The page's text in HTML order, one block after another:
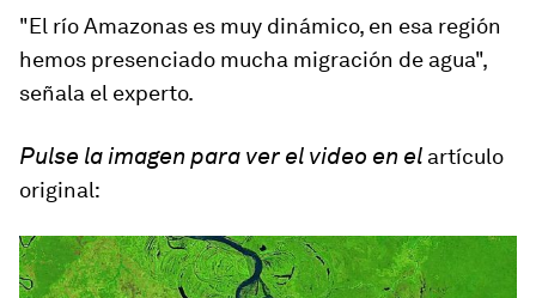
"El río Amazonas es muy dinámico, en esa región
hemos presenciado mucha migración de agua",
señala el experto.
Pulse la imagen para ver el video en el artículo
original: